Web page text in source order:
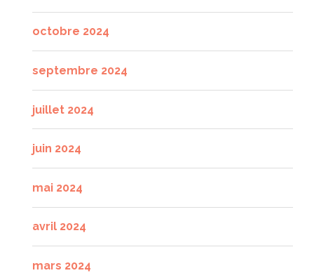
octobre 2024
septembre 2024
juillet 2024
juin 2024
mai 2024
avril 2024
mars 2024